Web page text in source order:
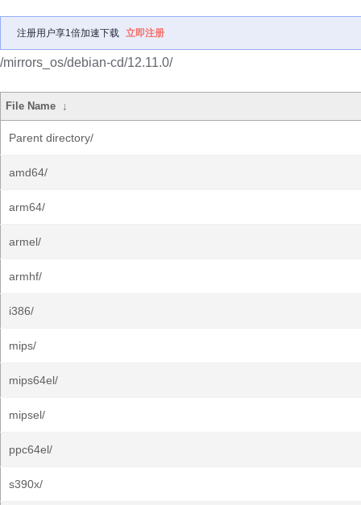
注册用户享1倍加速下载 立即注册
/mirrors_os/debian-cd/12.11.0/
File Name ↓
Parent directory/
amd64/
arm64/
armel/
armhf/
i386/
mips/
mips64el/
mipsel/
ppc64el/
s390x/